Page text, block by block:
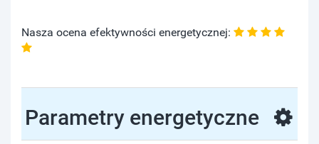
Nasza ocena efektywności energetycznej:
Parametry energetyczne